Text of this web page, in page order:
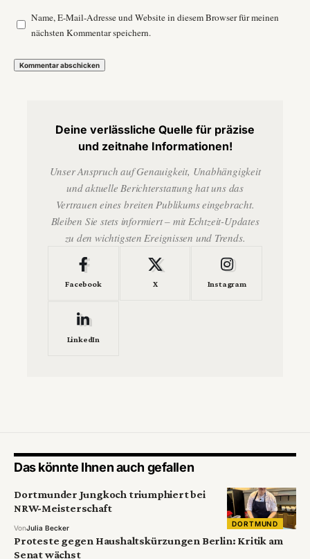
Name, E-Mail-Adresse und Website in diesem Browser für meinen
nächsten Kommentar speichern.
Deine verlässliche Quelle für präzise
und zeitnahe Informationen!
Unser Anspruch auf Genauigkeit, Unabhängigkeit
und aktuelle Berichterstattung hat uns das
Vertrauen eines breiten Publikums eingebracht.
Bleiben Sie stets informiert – mit Echtzeit-Updates
zu den wichtigsten Ereignissen und Trends.
Facebook X Instagram
LinkedIn
Das könnte Ihnen auch gefallen
DORTMUND
Dortmunder Jungkoch triumphiert bei
NRW-Meisterschaft
VonJulia Becker
Proteste gegen Haushaltskürzungen Berlin: Kritik am
Senat wächst